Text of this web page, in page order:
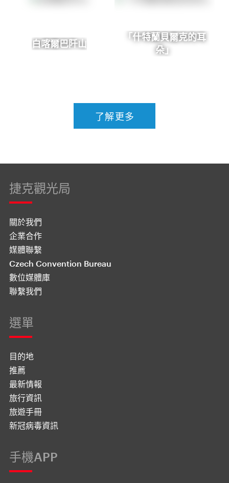
白喀爾巴阡山
「什特蘭貝爾克的耳
朵」
了解更多
捷克觀光局
關於我們
企業合作
媒體聯繫
Czech Convention Bureau
數位媒體庫
聯繫我們
選單
目的地
推薦
最新情報
旅行資訊
旅遊手冊
新冠病毒資訊
手機APP